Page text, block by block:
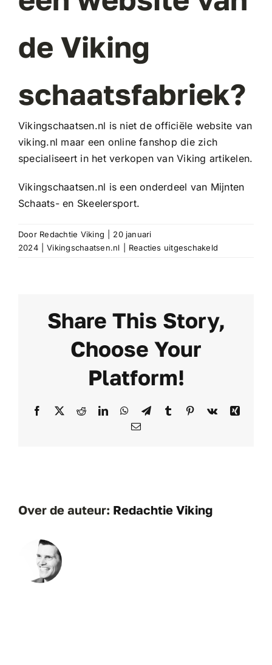
de Viking
schaatsfabriek?
Vikingschaatsen.nl is niet de officiële website van
viking.nl maar een online fanshop die zich
specialiseert in het verkopen van Viking artikelen.
Vikingschaatsen.nl is een onderdeel van Mijnten
Schaats- en Skeelersport.
Door Redachtie Viking
20 januari
2024
Vikingschaatsen.nl Reacties uitgeschakeld
de
Share This Story,
Choose Your
Platform!
Facebook
X RedditLinkedInWhatsApp
TelegramTumblr Pinterest
Vk
Xing
E-
Over de auteur: Redachtie Viking